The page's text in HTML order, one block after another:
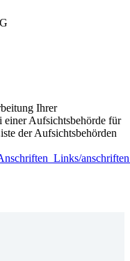
Ihrer
einer Aufsichtsbehörde für
der Aufsichtsbehörden